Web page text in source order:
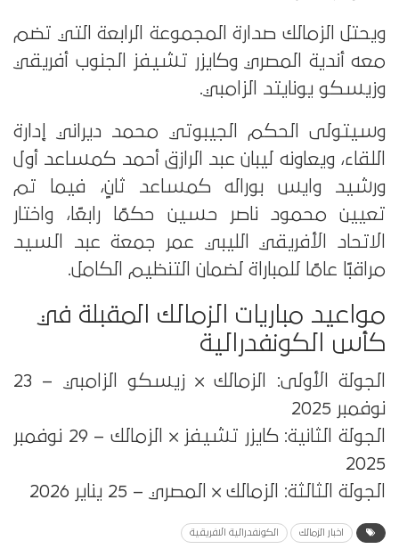
ويحتل الزمالك صدارة المجموعة الرابعة التي تضم
معه أندية المصري وكايزر تشيفز الجنوب أفريقي
وزيسكو يونايتد الزامبي.
وسيتولى الحكم الجيبوتي محمد ديراني إدارة
اللقاء، ويعاونه ليبان عبد الرازق أحمد كمساعد أول
ورشيد وايس بوراله كمساعد ثانٍ، فيما تم
تعيين محمود ناصر حسين حكمًا رابعًا، واختار
الاتحاد الأفريقي الليبي عمر جمعة عبد السيد
مراقبًا عامًا للمباراة لضمان التنظيم الكامل.
مواعيد مباريات الزمالك المقبلة في
كأس الكونفدرالية
الجولة الأولى: الزمالك × زيسكو الزامبي – 23
نوفمبر 2025
الجولة الثانية: كايزر تشيفز × الزمالك – 29 نوفمبر
2025
الجولة الثالثة: الزمالك × المصري – 25 يناير 2026
اخبار الزمالك الكونفدرالية الافريقية